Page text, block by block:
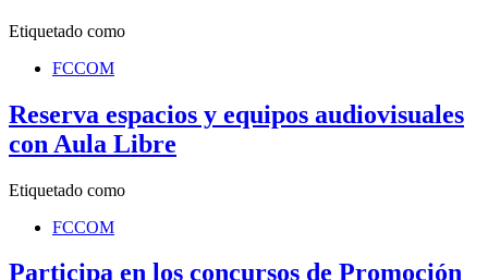
Etiquetado como
FCCOM
Reserva espacios y equipos audiovisuales
con Aula Libre
Etiquetado como
FCCOM
Participa en los concursos de Promoción